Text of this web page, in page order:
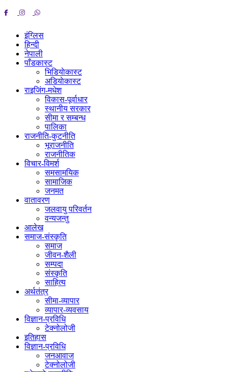
इंग्लिस
हिन्दी
नेपाली
पाँडकास्ट
भिडियाेकास्ट
अडियाेकास्ट
राइजिंग-मधेश
विकास-पूर्वाधार
स्थानीय सरकार
सीमा र सम्बन्ध
पालिका
राजनीति-कुटनीति
भूराजनीति
राजनीतिक
विचार-विमर्श
समसामयिक
सामाजिक
जनमत
वातावरण
जलवायु परिवर्तन
वन्यजन्तु
आलेख
समाज-संस्कृति
समाज
जीवन-शैली
सम्पदा
संस्कृति
साहित्य
अर्थतंत्र
सीमा-व्यापार
व्यापार-व्यवसाय
विज्ञान-प्रविधि
टेक्नोलोजी
इतिहास
विज्ञान-प्रविधि
जनआवाज
टेक्नोलोजी